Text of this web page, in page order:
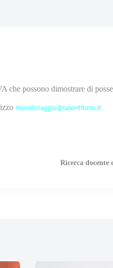
che possono dimostrare di
monitoraggio@talentform.it
Ricerca docente